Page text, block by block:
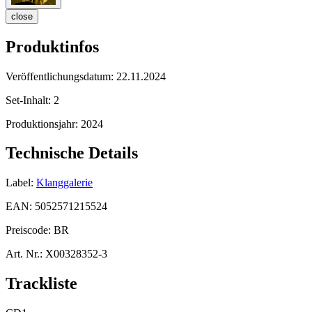
close
Produktinfos
Veröffentlichungsdatum: 22.11.2024
Set-Inhalt: 2
Produktionsjahr: 2024
Technische Details
Label: Klanggalerie
EAN: 5052571215524
Preiscode: BR
Art. Nr.: X00328352-3
Trackliste